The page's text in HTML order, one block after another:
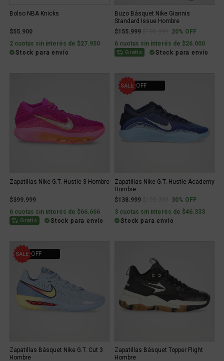
Bolso NBA Knicks
$55.900
2 cuotas sin interés de $27.950
Stock para envío
Buzo Básquet Nike Giannis
Standard Issue Hombre
$155.999
Price reduced from
to20% OFF
6 cuotas sin interés de $26.000
Gratis Stock para envío
Zapatillas Nike G.T. Hustle 3 Hombre
$399.999
6 cuotas sin interés de $66.666
Gratis Stock para envío
30% OFF
Zapatillas Nike G.T. Hustle Academy
Hombre
$138.999
Price reduced from
to30% OFF
3 cuotas sin interés de $46.333
Stock para envío
20% OFF
Zapatillas Básquet Nike G.T. Cut 3
Hombre
Zapatillas Básquet Topper Flight
Hombre